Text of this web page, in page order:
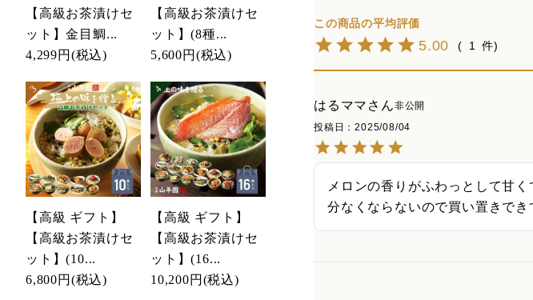
【高級お茶漬けセ
ット】金目鯛...
4,299円 (税込)
【高級お茶漬けセ
ット】(8種...
5,600円 (税込)
【高級 ギフト】
【高級お茶漬けセ
ット】(10...
6,800円 (税込)
【高級 ギフト】
【高級お茶漬けセ
ット】(16...
10,200円 (税込)
5.00 1
はるママ
非公開
投稿日
2025/08/04
メロンの香りがふわっとして甘
分なくならないので買い置きでき